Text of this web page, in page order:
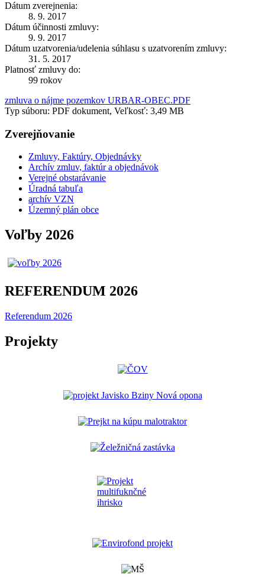
Dátum zverejnenia:
8. 9. 2017
Dátum účinnosti zmluvy:
9. 9. 2017
Dátum uzatvorenia/udelenia súhlasu s uzatvorením zmluvy:
31. 5. 2017
Platnosť zmluvy do:
99 rokov
zmluva o nájme pozemkov URBAR-OBEC.PDF
Typ súboru: PDF dokument, Veľkosť: 3,49 MB
Zverejňovanie
Zmluvy, Faktúry, Objednávky
Archív zmluv, faktúr a objednávok
Verejné obstarávanie
Úradná tabuľa
archív VZN
Územný plán obce
Voľby 2026
REFERENDUM 2026
Referendum 2026
Projekty